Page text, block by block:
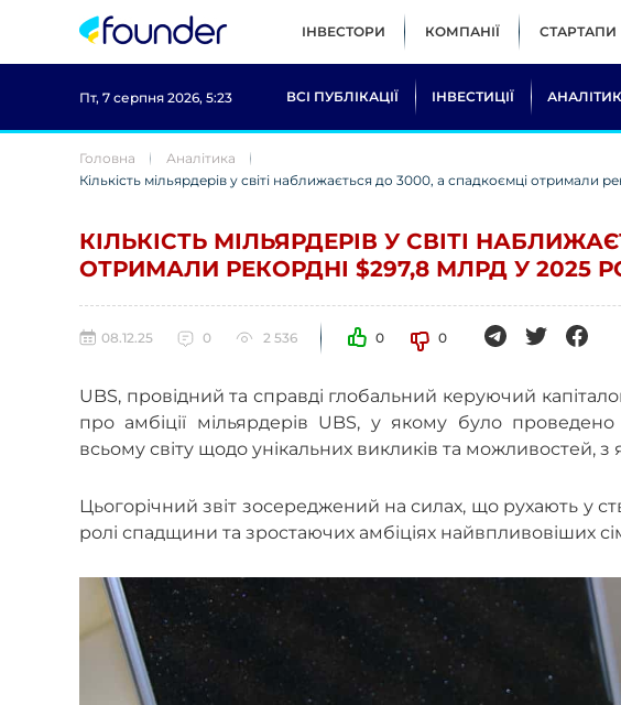
ІНВЕСТОРИ КОМПАНІЇ СТАРТАПИ
Пт, 7 серпня 2026, 5:23 ВСІ ПУБЛІКАЦІЇ ІНВЕСТИЦІЇ
Головна
Аналітика
Кількість мільярдерів у світі наближається до 3000, а спадкоємці отримали
КІЛЬКІСТЬ МІЛЬЯРДЕРІВ У СВІТІ
ОТРИМАЛИ РЕКОРДНІ $297,8 МЛРД У 2025
08.12.25 0 2 536 0 0
UBS, провідний та справді глобальний керуючий
про амбіції мільярдерів UBS, у якому було проведено
всьому світу щодо унікальних викликів та можливостей,
Цьогорічний звіт зосереджений на силах, що рухають у
ролі спадщини та зростаючих амбіціях найвпливовіших